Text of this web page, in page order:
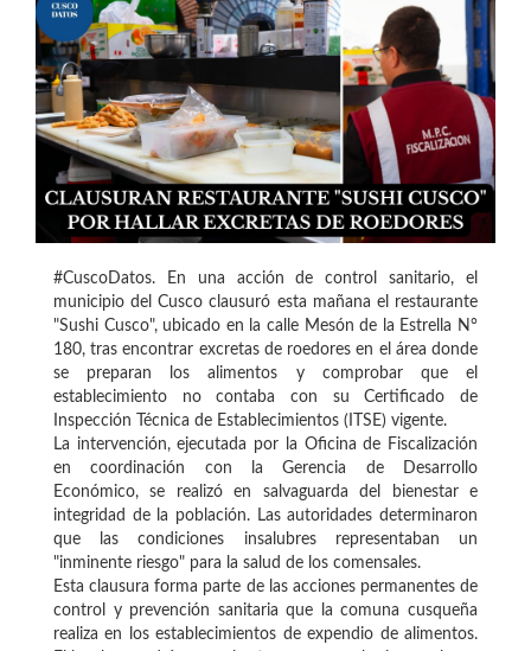
#CuscoDatos. En una acción de control sanitario, el
municipio del Cusco clausuró esta mañana el restaurante
"Sushi Cusco", ubicado en la calle Mesón de la Estrella N°
180, tras encontrar excretas de roedores en el área donde
se preparan los alimentos y comprobar que el
establecimiento no contaba con su Certificado de
Inspección Técnica de Establecimientos (ITSE) vigente.
La intervención, ejecutada por la Oficina de Fiscalización
en coordinación con la Gerencia de Desarrollo
Económico, se realizó en salvaguarda del bienestar e
integridad de la población. Las autoridades determinaron
que las condiciones insalubres representaban un
"inminente riesgo" para la salud de los comensales.
Esta clausura forma parte de las acciones permanentes de
control y prevención sanitaria que la comuna cusqueña
realiza en los establecimientos de expendio de alimentos.